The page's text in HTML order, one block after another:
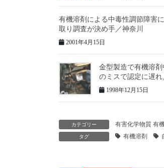
有機溶剤による中毒性調節障害
取り調査が決め手／神奈川
2001年4月15日
金型製造で有機溶
のミスで認定に遅
1998年12月15日
カテゴリー 有害化学物質 有
タグ 有機溶剤